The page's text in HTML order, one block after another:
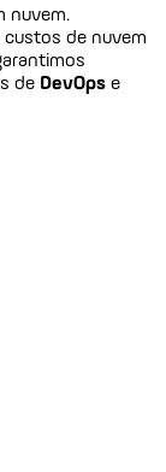
nuvem.
de nuvem
de DevOps e